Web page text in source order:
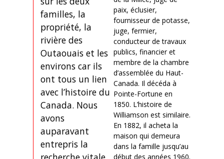
familles, la
propriété, la
rivière des
Outaouais et les
environs car ils
ont tous un lien
avec l’histoire du
Canada. Nous
avons
auparavant
entrepris la
paix, éclusier,
fournisseur de potasse,
juge, fermier,
conducteur de travaux
publics, financier et
membre de la chambre
d’assemblée du Haut-
Canada. Il décéda à
Pointe-Fortune en
1850. L’histoire de
Williamson est similaire.
En 1882, il acheta la
maison qui demeura
dans la famille jusqu’au
début des années 1960.